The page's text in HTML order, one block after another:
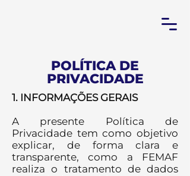
POLÍTICA DE
PRIVACIDADE
1. INFORMAÇÕES GERAIS
A presente Política de
Privacidade tem como objetivo
explicar, de forma clara e
transparente, como a FEMAF
realiza o tratamento de dados